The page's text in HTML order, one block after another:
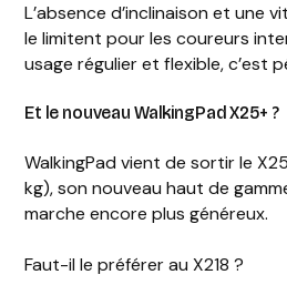
L’absence d’inclinaison et une
le limitent pour les coureurs
usage régulier et flexible, c’est
Et le nouveau WalkingPad X25+ ?
WalkingPad vient de sortir le
kg), son nouveau haut de
marche encore plus généreux.
Faut-il le préférer au X218 ?